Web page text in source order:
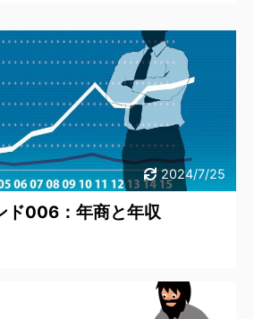
2024/7/25
ド006：年商と年収